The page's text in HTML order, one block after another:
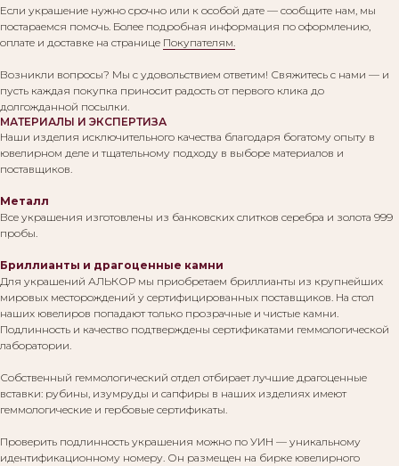
Если украшение нужно срочно или к особой дате — сообщите нам, мы
постараемся помочь. Более подробная информация по оформлению,
оплате и доставке на странице Покупателям.
Возникли вопросы? Мы с удовольствием ответим! Свяжитесь с нами — и
пусть каждая покупка приносит радость от первого клика до
долгожданной посылки.
МАТЕРИАЛЫ И ЭКСПЕРТИЗА
Наши изделия исключительного качества благодаря богатому опыту в
ювелирном деле и тщательному подходу в выборе материалов и
поставщиков.
Металл
Все украшения изготовлены из банковских слитков серебра и золота 999
пробы.
Бриллианты и драгоценные камни
Для украшений АЛЬКОР мы приобретаем бриллианты из крупнейших
мировых месторождений у сертифицированных поставщиков. На стол
наших ювелиров попадают только прозрачные и чистые камни.
Подлинность и качество подтверждены сертификатами геммологической
лаборатории.
Собственный геммологический отдел отбирает лучшие драгоценные
вставки: рубины, изумруды и сапфиры в наших изделиях имеют
геммологические и гербовые сертификаты.
Проверить подлинность украшения можно по УИН — уникальному
идентификационному номеру. Он размещен на бирке ювелирного